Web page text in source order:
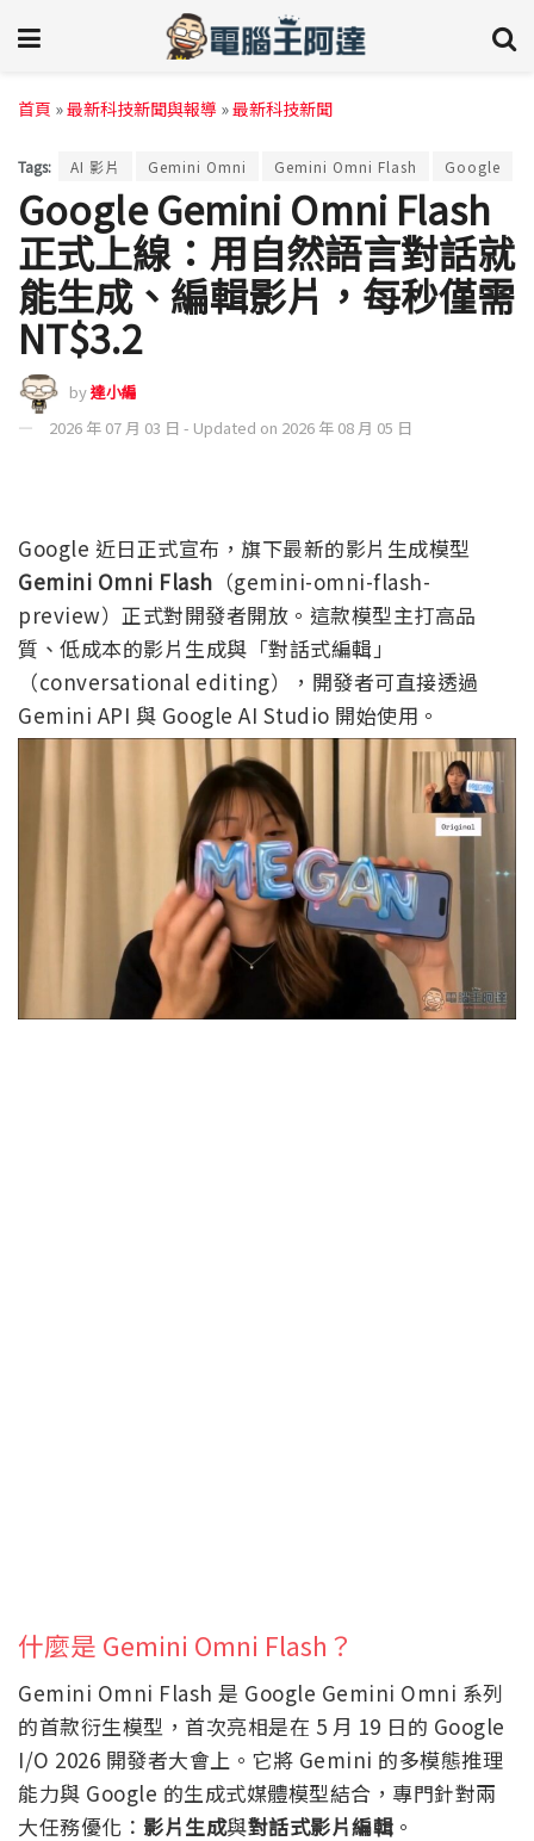
首頁 »最新科技新聞與報導 »最新科技新聞
Tags: AI 影片 Gemini Omni Gemini Omni Flash Google
Google Gemini Omni Flash
正式上線：用自然語言對話就
能生成、編輯影片，每秒僅需
NT$3.2
by達小編
2026 年 07 月 03 日 - Updated on 2026 年 08 月 05 日
Google 近日正式宣布，旗下最新的影片生成模型
Gemini Omni Flash （gemini-omni-flash-
preview）正式對開發者開放。這款模型主打高品
質、低成本的影片生成與「對話式編輯」
（conversational editing），開發者可直接透過
Gemini API 與 Google AI Studio 開始使用。
什麼是 Gemini Omni Flash？
Gemini Omni Flash 是 Google Gemini Omni 系列
的首款衍生模型，首次亮相是在 5 月 19 日的 Google
I/O 2026 開發者大會上。它將 Gemini 的多模態推理
能力與 Google 的生成式媒體模型結合，專門針對兩
大任務優化： 影片生成與對話式影片編輯 。